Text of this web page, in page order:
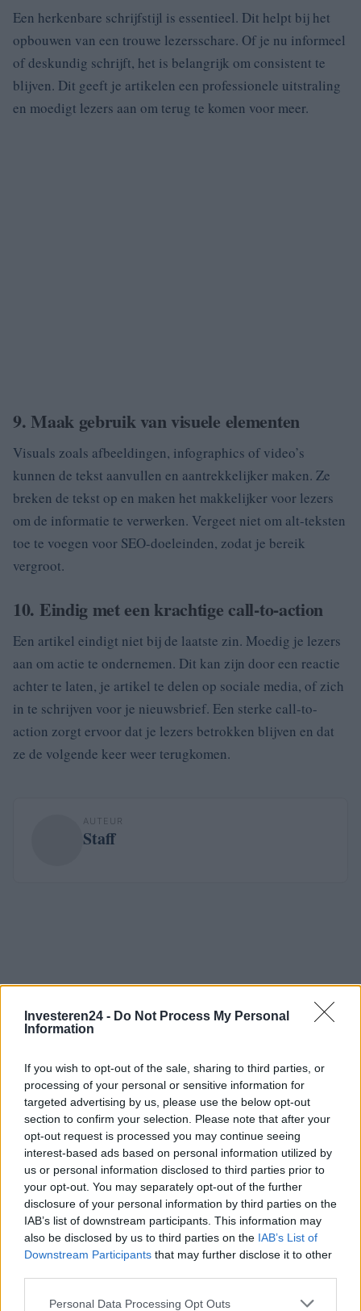
Investeren24 - Do Not Process My Personal
Information
If you wish to opt-out of the sale, sharing to third parties, or
processing of your personal or sensitive information for
targeted advertising by us, please use the below opt-out
section to confirm your selection. Please note that after your
opt-out request is processed you may continue seeing
interest-based ads based on personal information utilized by
us or personal information disclosed to third parties prior to
your opt-out. You may separately opt-out of the further
disclosure of your personal information by third parties on the
IAB’s list of downstream participants. This information may
also be disclosed by us to third parties on the IAB’s List of
Downstream Participants that may further disclose it to other
Please note that this website/app uses one or more Google
Personal Data Processing Opt Outs
Een herkenbare schrijfstijl is essentieel. Dit helpt bij het
opbouwen van een trouwe lezersschare. Of je nu informeel
of deskundig schrijft, het is belangrijk om consistent te
blijven. Dit geeft je artikelen een professionele uitstraling
en moedigt lezers aan om terug te komen voor meer.
9. Maak gebruik van visuele elementen
Visuals zoals afbeeldingen, infographics of video’s
kunnen de tekst aanvullen en aantrekkelijker maken. Ze
breken de tekst op en maken het makkelijker voor lezers
om de informatie te verwerken. Vergeet niet om alt-teksten
toe te voegen voor SEO-doeleinden, zodat je bereik
vergroot.
10. Eindig met een krachtige call-to-action
Een artikel eindigt niet bij de laatste zin. Moedig je lezers
aan om actie te ondernemen. Dit kan zijn door een reactie
achter te laten, je artikel te delen op sociale media, of zich
in te schrijven voor je nieuwsbrief. Een sterke call-to-
action zorgt ervoor dat je lezers betrokken blijven en dat
ze de volgende keer weer terugkomen.
AUTEUR
Staff
Verder lezen
NEWS